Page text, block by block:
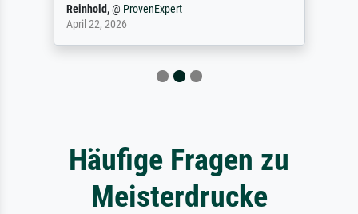
Reinhold,@ ProvenExpert
April 22, 2026
Häufige Fragen zu
Meisterdrucke